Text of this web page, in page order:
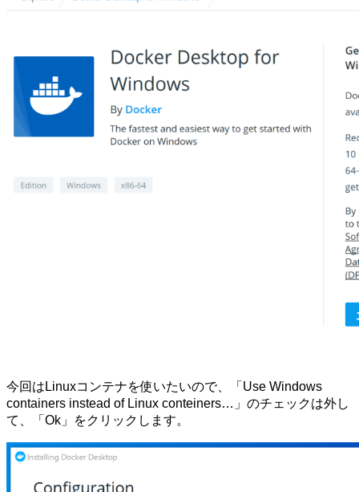
今回はLinuxコンテナを使いたいので、「Use Windows
containers instead of Linux conteiners…」のチェックは外し
て、「Ok」をクリックします。